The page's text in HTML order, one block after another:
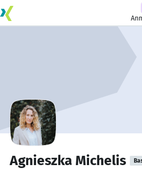
Agnieszka Michelis